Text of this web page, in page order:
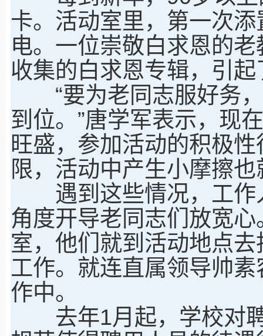
卡。活动室里，第一次
电。一位崇敬白求恩的
收集的白求恩专辑，引
“要为老同志服好务，
到位。”唐学军表示，现
旺盛，参加活动的积极
限，活动中产生小摩擦
遇到这些情况，工作
角度开导老同志们放宽
室，他们就到活动地点
工作。就连直属领导帅
作中。
去年1月起，学校对聘